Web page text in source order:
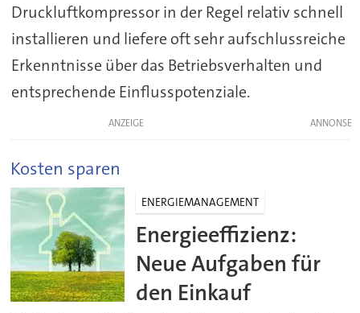
Druckluftkompressor in der Regel relativ schnell
installieren und liefere oft sehr aufschlussreiche
Erkenntnisse über das Betriebsverhalten und
entsprechende Einflusspotenziale.
ANZEIGE
Kosten sparen
ENERGIEMANAGEMENT
Energieeffizienz:
Neue Aufgaben für
den Einkauf